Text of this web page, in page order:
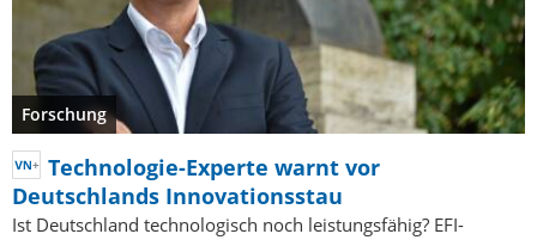
Forschung
Technologie-Experte warnt vor
Deutschlands Innovationsstau
Ist Deutschland technologisch noch leistungsfähig? EFI-